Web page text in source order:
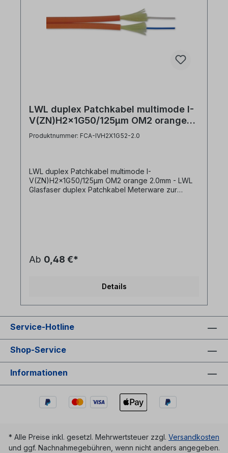
LWL duplex Patchkabel multimode I-
V(ZN)H2x1G50/125µm OM2 orange
2.0mm
Produktnummer: FCA-IVH2X1G52-2.0
LWL duplex Patchkabel multimode I-
V(ZN)H2x1G50/125µm OM2 orange 2.0mm - LWL
Glasfaser duplex Patchkabel Meterware zur
Fertigungslängen, um individuelle
für einen solchen Zuschnitt als Meterware kein
Ab 0,48 €*
Details
Service-Hotline
Shop-Service
Informationen
* Alle Preise inkl. gesetzl. Mehrwertsteuer zzgl. Versandkosten
und ggf. Nachnahmegebühren, wenn nicht anders angegeben.